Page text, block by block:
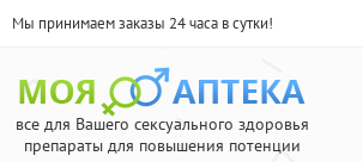
Мы принимаем заказы 24 часа в сутки!
все для Вашего сексуального здоровья
препараты для повышения потенции